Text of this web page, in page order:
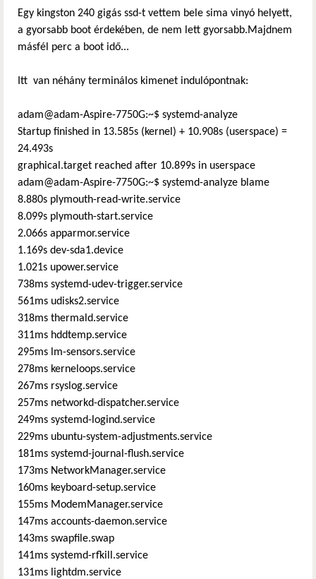
Egy kingston 240 gigás ssd-t vettem bele sima vinyó helyett,
a gyorsabb boot érdekében, de nem lett gyorsabb.Majdnem
másfél perc a boot idő...
Itt van néhány terminálos kimenet indulópontnak:
adam@adam-Aspire-7750G:~$ systemd-analyze
Startup finished in 13.585s (kernel) + 10.908s (userspace) =
24.493s
graphical.target reached after 10.899s in userspace
adam@adam-Aspire-7750G:~$ systemd-analyze blame
8.880s plymouth-read-write.service
8.099s plymouth-start.service
2.066s apparmor.service
1.169s dev-sda1.device
1.021s upower.service
738ms systemd-udev-trigger.service
561ms udisks2.service
318ms thermald.service
311ms hddtemp.service
295ms lm-sensors.service
278ms kerneloops.service
267ms rsyslog.service
257ms networkd-dispatcher.service
249ms systemd-logind.service
229ms ubuntu-system-adjustments.service
181ms systemd-journal-flush.service
173ms NetworkManager.service
160ms keyboard-setup.service
155ms ModemManager.service
147ms accounts-daemon.service
143ms swapfile.swap
141ms systemd-rfkill.service
131ms lightdm.service